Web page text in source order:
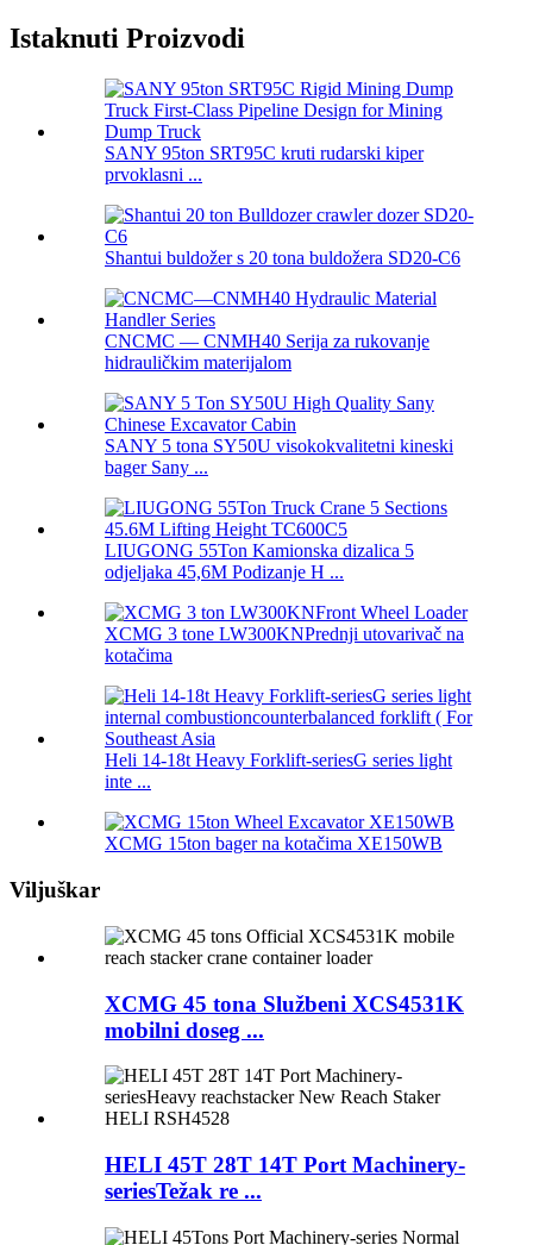
Istaknuti Proizvodi
SANY 95ton SRT95C kruti rudarski kiper
prvoklasni ...
Shantui buldožer s 20 tona buldožera SD20-C6
CNCMC — CNMH40 Serija za rukovanje
hidrauličkim materijalom
SANY 5 tona SY50U visokokvalitetni kineski
bager Sany ...
LIUGONG 55Ton Kamionska dizalica 5
odjeljaka 45,6M Podizanje H ...
XCMG 3 tone LW300KNPrednji utovarivač na
kotačima
Heli 14-18t Heavy Forklift-seriesG series light
inte ...
XCMG 15ton bager na kotačima XE150WB
Viljuškar
XCMG 45 tona Službeni XCS4531K
mobilni doseg ...
HELI 45T 28T 14T Port Machinery-
seriesTežak re ...